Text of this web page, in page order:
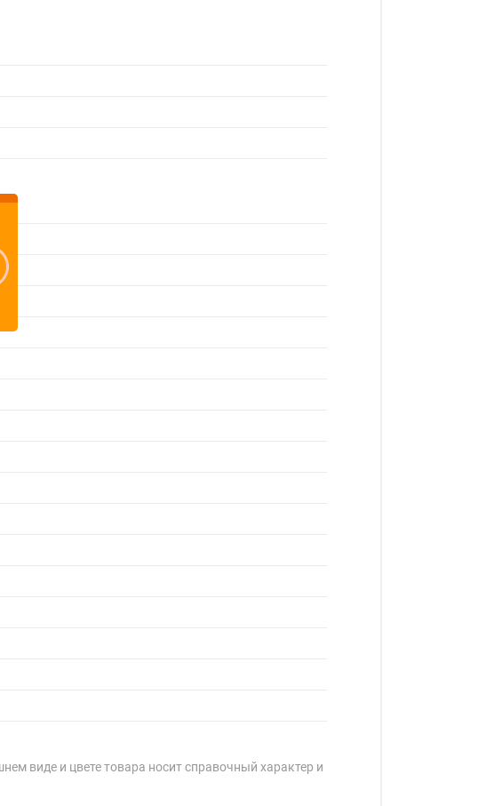
виде и цвете товара носит справочный характер и